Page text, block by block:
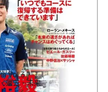
Vol.3
過去・未来